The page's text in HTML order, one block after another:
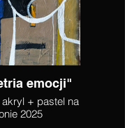
emocji"
+ pastel na
2025